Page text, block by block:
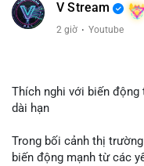
đủ tạo áp lực bán trực
lý thận trọng của cá voi.
của BTC.
tương tự trong 24 giờ tới
hành động vội vàng dựa
V Stream
2 giờ · Youtube
Thích nghi với biến
dài hạn
Trong bối cảnh thị
biến động mạnh từ các